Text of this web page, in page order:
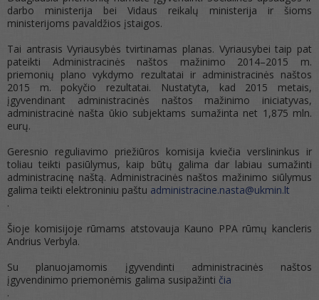
darbo ministerija bei Vidaus reikalų ministerija ir šioms
ministerijoms pavaldžios įstaigos.
Tai antrasis Vyriausybės tvirtinamas planas. Vyriausybei taip pat
pateikti Administracinės naštos mažinimo 2014–2015 m.
priemonių plano vykdymo rezultatai ir administracinės naštos
2015 m. pokyčio rezultatai. Nustatyta, kad 2015 metais,
įgyvendinant administracinės naštos mažinimo iniciatyvas,
administracinė našta ūkio subjektams sumažinta net 1,875 mln.
eurų.
Geresnio reguliavimo priežiūros komisija kviečia verslininkus ir
toliau teikti pasiūlymus, kaip būtų galima dar labiau sumažinti
administracinę naštą. Administracinės naštos mažinimo siūlymus
galima teikti elektroniniu paštu administracine.nasta@ukmin.lt
.
Šioje komisijoje rūmams atstovauja Kauno PPA rūmų kancleris
Andrius Verbyla.
Su planuojamomis įgyvendinti administracinės naštos
įgyvendinimo priemonėmis galima susipažinti čia
.